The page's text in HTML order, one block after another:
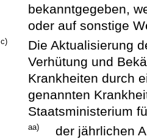
bekanntgegeben,
oder auf sonstige
c)
Die Aktualisierung
Verhütung und
Krankheiten durch
genannten
Staatsministerium
aa)
der jährlichen